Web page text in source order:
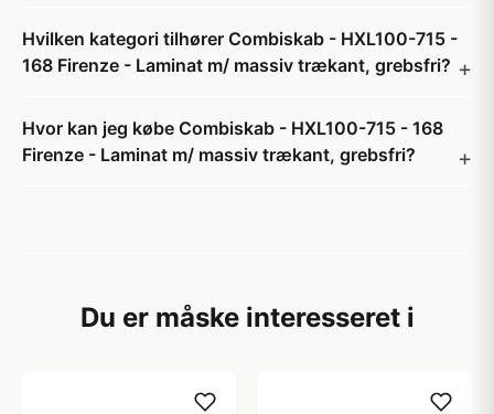
Hvilken kategori tilhører Combiskab - HXL100-715 -
168 Firenze - Laminat m/ massiv trækant, grebsfri?
Hvor kan jeg købe Combiskab - HXL100-715 - 168
Firenze - Laminat m/ massiv trækant, grebsfri?
Du er måske interesseret i